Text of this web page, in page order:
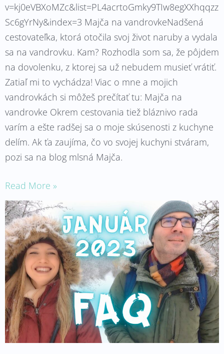
v=kj0eVBXoMZc&list=PL4acrtoGmky9TIw8egXXhqqzz
Sc6gYrNy&index=3 Majča na vandrovkeNadšená
cestovateľka, ktorá otočila svoj život naruby a vydala
sa na vandrovku. Kam? Rozhodla som sa, že pôjdem
na dovolenku, z ktorej sa už nebudem musieť vrátiť.
Zatiaľ mi to vychádza! Viac o mne a mojich
vandrovkách si môžeš prečítať tu: Majča na
vandrovke Okrem cestovania tiež bláznivo rada
varím a ešte radšej sa o moje skúsenosti z kuchyne
delím. Ak ťa zaujíma, čo vo svojej kuchyni stváram,
pozi sa na blog mlsná Majča.
Read More »
Na
čo
sa
nás
pred
cestou
najčastejšie
pýtate?
*Január*